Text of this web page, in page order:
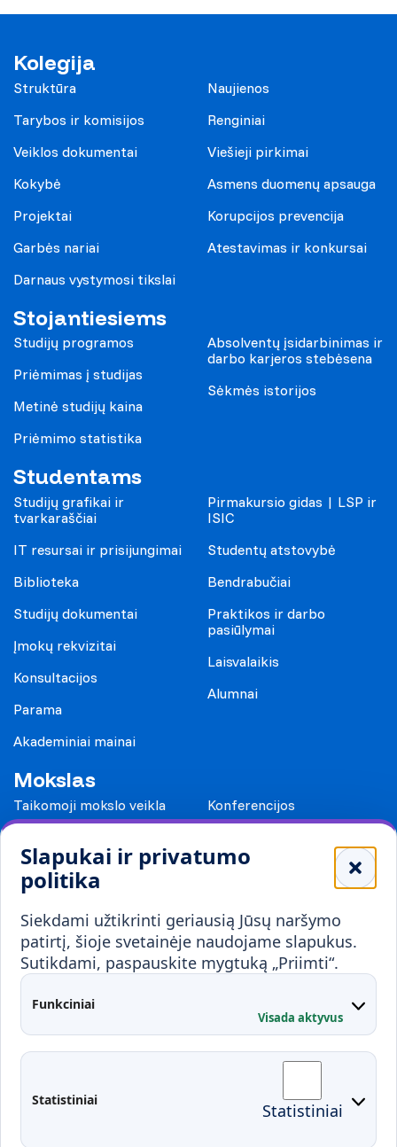
Slapukai ir privatumo
politika
Siekdami užtikrinti geriausią Jūsų naršymo
patirtį, šioje svetainėje naudojame slapukus.
Sutikdami, paspauskite mygtuką „Priimti“.
Funkciniai
Visada aktyvus
Statistiniai Statistiniai
Kolegija
Struktūra
Tarybos ir komisijos
Veiklos dokumentai
Kokybė
Projektai
Garbės nariai
Darnaus vystymosi tikslai
Naujienos
Renginiai
Viešieji pirkimai
Asmens duomenų apsauga
Korupcijos prevencija
Atestavimas ir konkursai
Stojantiesiems
Studijų programos
Priėmimas į studijas
Metinė studijų kaina
Priėmimo statistika
Absolventų įsidarbinimas ir
darbo karjeros stebėsena
Sėkmės istorijos
Studentams
Studijų grafikai ir
tvarkaraščiai
IT resursai ir prisijungimai
Biblioteka
Studijų dokumentai
Įmokų rekvizitai
Konsultacijos
Parama
Akademiniai mainai
Pirmakursio gidas | LSP ir
ISIC
Studentų atstovybė
Bendrabučiai
Praktikos ir darbo
pasiūlymai
Laisvalaikis
Alumnai
Mokslas
Taikomoji mokslo veikla
Konferencijos
Mokykloms
Visuomenei ir verslui
Mokymai ir konsultavimas
Partnerystės
Karjera
Kontaktai
Administracija
Fakultetai
Studentų atstovybė
Moodle